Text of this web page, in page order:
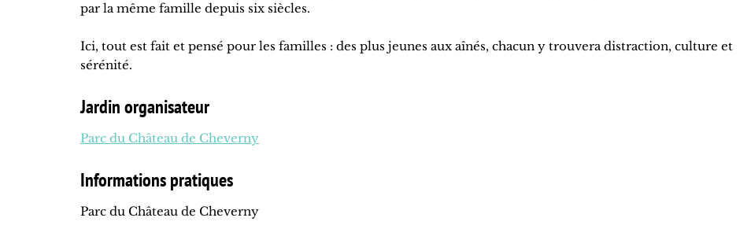
par la même famille depuis six siècles.
Ici, tout est fait et pensé pour les familles : des plus jeunes aux aînés, chacun y trouvera distraction, culture et
sérénité.
Jardin organisateur
Parc du Château de Cheverny
Informations pratiques
Parc du Château de Cheverny